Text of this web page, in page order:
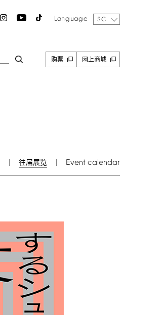
Language SC
购票 网上商城
往届展览 Event calendar